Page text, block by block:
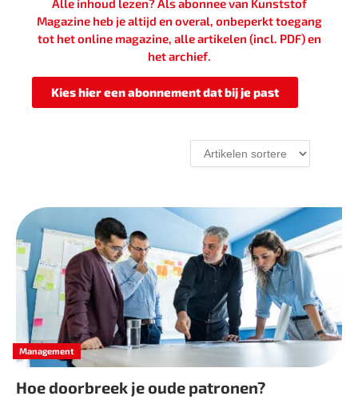
Alle inhoud lezen? Als abonnee van Kunststof
Magazine heb je altijd en overal, onbeperkt toegang
tot het online magazine, alle artikelen (incl. PDF) en
het archief.
Kies hier een abonnement dat bij je past
Management
Hoe doorbreek je oude patronen?